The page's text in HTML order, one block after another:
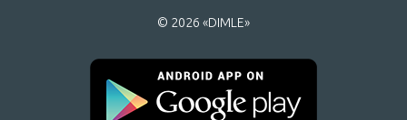
© 2026 «DIMLE»